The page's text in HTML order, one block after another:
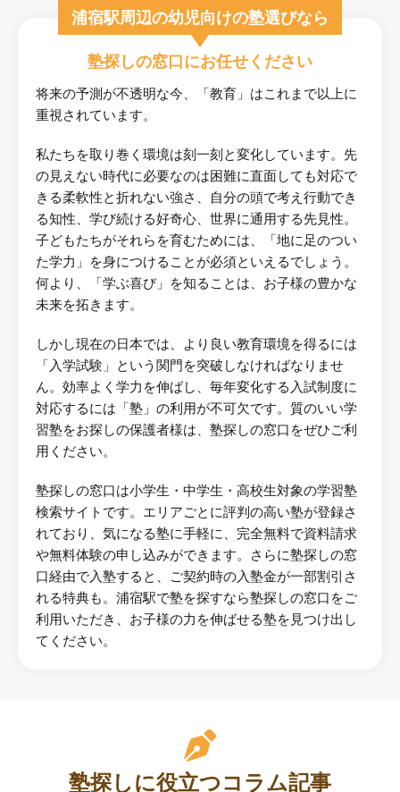
浦宿駅周辺の幼児向けの塾選びなら
塾探しの窓口にお任せください
将来の予測が不透明な今、「教育」はこれまで以上に
重視されています。
私たちを取り巻く環境は刻一刻と変化しています。先
の見えない時代に必要なのは困難に直面しても対応で
きる柔軟性と折れない強さ、自分の頭で考え行動でき
る知性、学び続ける好奇心、世界に通用する先見性。
子どもたちがそれらを育むためには、「地に足のつい
た学力」を身につけることが必須といえるでしょう。
何より、「学ぶ喜び」を知ることは、お子様の豊かな
未来を拓きます。
しかし現在の日本では、より良い教育環境を得るには
「入学試験」という関門を突破しなければなりませ
ん。効率よく学力を伸ばし、毎年変化する入試制度に
対応するには「塾」の利用が不可欠です。質のいい学
習塾をお探しの保護者様は、塾探しの窓口をぜひご利
用ください。
塾探しの窓口は小学生・中学生・高校生対象の学習塾
検索サイトです。エリアごとに評判の高い塾が登録さ
れており、気になる塾に手軽に、完全無料で資料請求
や無料体験の申し込みができます。さらに塾探しの窓
口経由で入塾すると、ご契約時の入塾金が一部割引さ
れる特典も。浦宿駅で塾を探すなら塾探しの窓口をご
利用いただき、お子様の力を伸ばせる塾を見つけ出し
てください。
塾探しに役立つコラム記事